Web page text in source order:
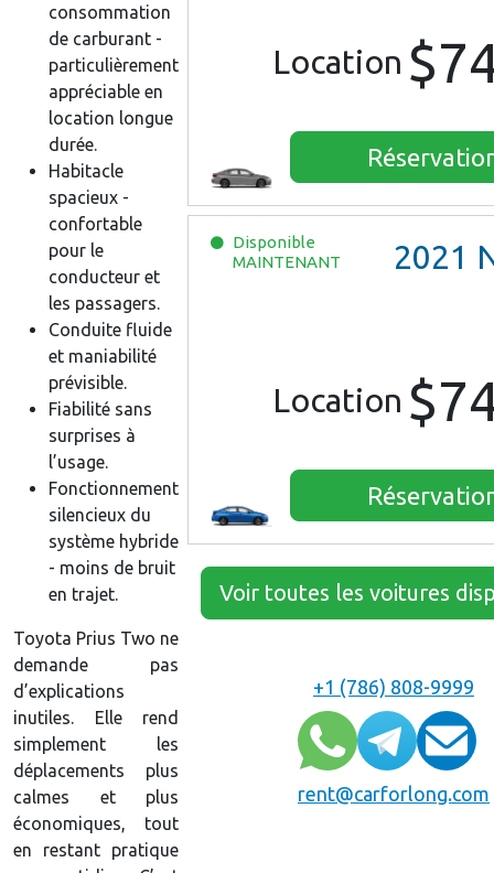
Location
Disponible
MAINTENANT
2021
Location
Voir toutes les voitures
+1 (786) 808-9999
rent@carforlong.com
consommation
de carburant -
particulièrement
appréciable en
location longue
durée.
Habitacle
spacieux -
confortable
pour le
conducteur et
les passagers.
Conduite fluide
et maniabilité
prévisible.
Fiabilité sans
surprises à
l’usage.
Fonctionnement
silencieux du
système hybride
- moins de bruit
en trajet.
Toyota Prius Two ne
demande pas
d’explications
inutiles. Elle rend
simplement les
déplacements plus
calmes et plus
économiques, tout
en restant pratique